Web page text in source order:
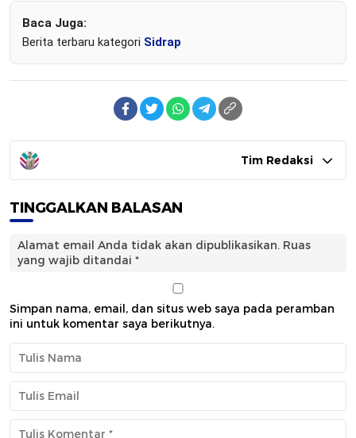
Baca Juga:
Berita terbaru kategori Sidrap
Tim Redaksi
TINGGALKAN BALASAN
Alamat email Anda tidak akan dipublikasikan. Ruas
yang wajib ditandai *
Simpan nama, email, dan situs web saya pada peramban
ini untuk komentar saya berikutnya.